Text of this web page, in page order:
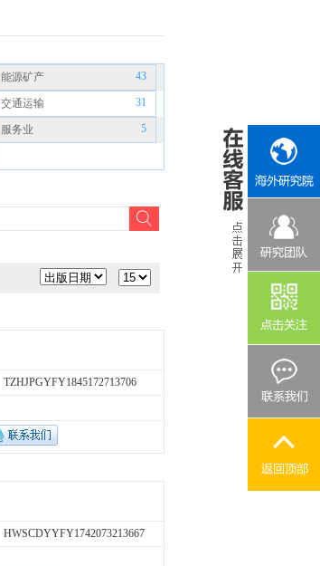
能源矿产 43
交通运输 31
服务业 5
TZHJPGYFY1845172713706
HWSCDYYFY1742073213667